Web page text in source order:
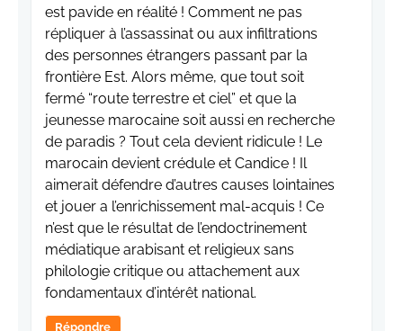
est pavide en réalité ! Comment ne pas
répliquer à l’assassinat ou aux infiltrations
des personnes étrangers passant par la
frontière Est. Alors même, que tout soit
fermé “route terrestre et ciel” et que la
jeunesse marocaine soit aussi en recherche
de paradis ? Tout cela devient ridicule ! Le
marocain devient crédule et Candice ! Il
aimerait défendre d’autres causes lointaines
et jouer a l’enrichissement mal-acquis ! Ce
n’est que le résultat de l’endoctrinement
médiatique arabisant et religieux sans
philologie critique ou attachement aux
fondamentaux d’intérêt national.
Répondre